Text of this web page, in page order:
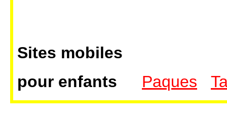
Sites mobiles
pour enfants
Paques